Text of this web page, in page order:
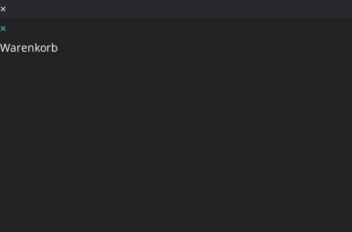
×
×
Warenkorb